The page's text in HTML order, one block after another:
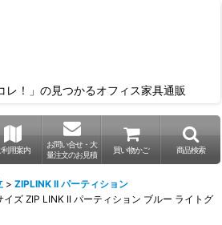
レ！」の見つかるオフィス家具通販
利用案内
お問い合せ・大
量注文のお見積
買い物かご 商品検索
> ZIPLINK II パーティション
ズ ZIP LINK II パーティション ブルー ライトグ